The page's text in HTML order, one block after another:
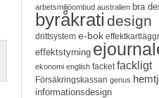
arbetsmiljöombud australien bra
byråkrati design
drittsystem e-bok
effektstyrning
ekonomi english facket fackligt
Försäkringskassan genus
informationsdesign